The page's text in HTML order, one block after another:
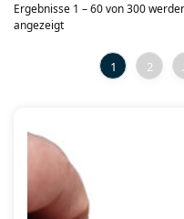
Ergebnisse 1 – 60 von 300
angezeigt
1 2